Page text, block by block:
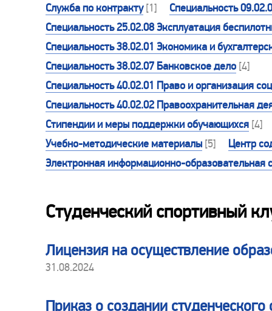
Служба по контракту [1]
Специальность
Специальность 25.02.08 Эксплуатация
Специальность 38.02.01 Экономика и
Специальность 38.02.07 Банковское дело [4]
Специальность 40.02.01 Право и организация
Специальность 40.02.02 Правоохранительная
Стипендии и меры поддержки обучающихся [4]
Учебно-методические материалы [5]
Центр
Электронная информационно-образовательная
Студенческий спортивный
Лицензия на осуществление
31.08.2024
Приказ о создании